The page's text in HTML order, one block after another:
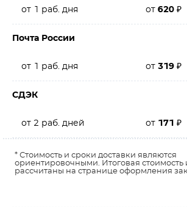
от 1 раб. дня от 620 ₽
Почта России
от 1 раб. дня от 319 ₽
СДЭК
от 2 раб. дней от 171 ₽
* Стоимость и сроки доставки являются
ориентировочными. Итоговая стоимость
рассчитаны на странице оформления